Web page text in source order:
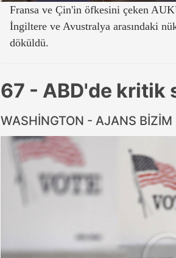
Fransa ve Çin'in öfkesini çeken
İngiltere ve Avustralya arasındaki
döküldü.
67 - ABD'de kritik
WASHİNGTON - AJANS BİZİM